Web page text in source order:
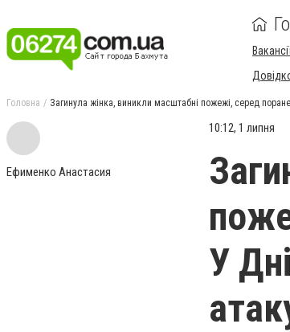
Головна Загинула жінка, виникли масштабні пожежі, серед
Ефименко Анастасия
10:12, 1 липня
У